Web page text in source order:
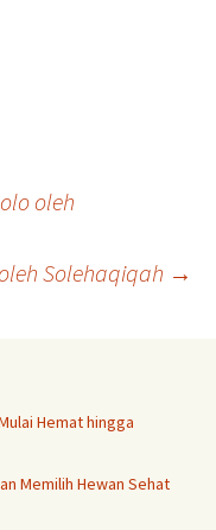
oleh
Solehaqiqah →
Hemat hingga
Memilih Hewan Sehat